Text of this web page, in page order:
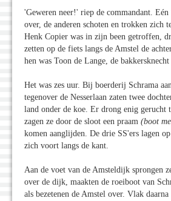
'Geweren neer!' riep de commandant.
over, de anderen schoten en trokken zich
Henk Copier was in zijn been getroffen,
zetten op de fiets langs de Amstel de
hen was Toon de Lange, de
Het was zes uur. Bij boerderij Schrama
tegenover de Nesserlaan zaten twee
land onder de koe. Er drong enig gerucht
zagen ze door de sloot een praam (boot
komen aanglijden. De drie SS'ers lagen
zich voort langs de kant.
Aan de voet van de Amsteldijk sprongen
over de dijk, maakten de roeiboot van
als bezetenen de Amstel over. Vlak